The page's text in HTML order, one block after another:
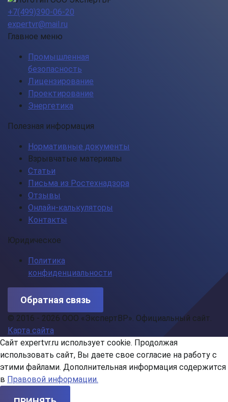
+7(499)390-06-20
expertvr@mail.ru
Главное меню
Промышленная
безопасность
Лицензирование
Проектирование
Энергетика
Полезная информация
Нормативные документы
Взрывчатые материалы
Статьи
Письма из Ростехнадзора
Отзывы
Онлайн-калькуляторы
Контакты
Юридическое
Политика
конфиденциальности
Обратная связь
© 2016 - 2026 ООО «ЭкспертВР». Официальный сайт.
Карта сайта
Сайт expertvr.ru использует cookie. Продолжая
использовать сайт, Вы даете свое согласие на работу с
этими файлами. Дополнительная информация содержится
в Правовой информации.